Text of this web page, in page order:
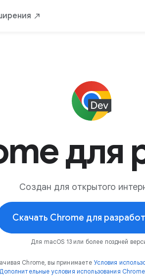
для
Создан для открытого
Скачать Chrome для
Для macOS 13 или более поздней
Chrome, вы принимаете Условия
Дополнительные условия использования